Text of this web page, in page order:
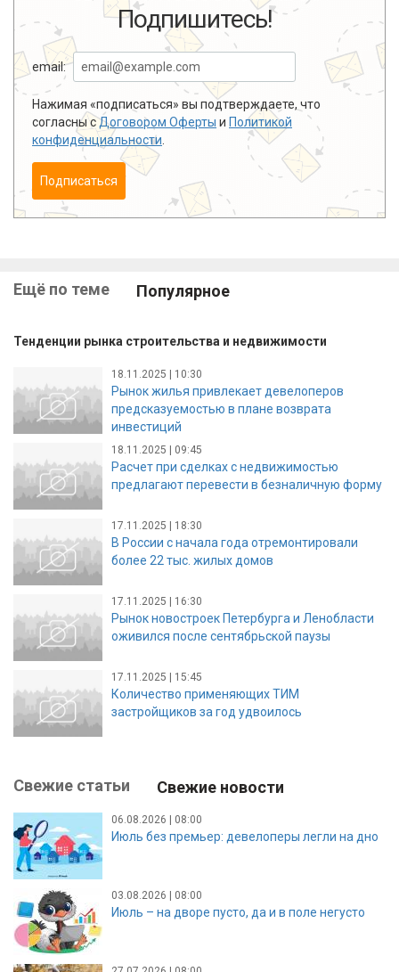
Подпишитесь!
email:
Нажимая «подписаться» вы подтверждаете, что
согласны сДоговором Оферты и Политикой
конфиденциальности
Подписаться
Ещё по теме Популярное
Тенденции рынка строительства и недвижимости
18.11.2025 | 10:30
Рынок жилья привлекает девелоперов
предсказуемостью в плане возврата
инвестиций
18.11.2025 | 09:45
Расчет при сделках с недвижимостью
предлагают перевести в безналичную форму
17.11.2025 | 18:30
В России с начала года отремонтировали
более 22 тыс. жилых домов
17.11.2025 | 16:30
Рынок новостроек Петербурга и Ленобласти
оживился после сентябрьской паузы
17.11.2025 | 15:45
Количество применяющих ТИМ
застройщиков за год удвоилось
Свежие статьи Свежие новости
06.08.2026 | 08:00
Июль без премьер: девелоперы легли на дно
03.08.2026 | 08:00
Июль – на дворе пусто, да и в поле негусто